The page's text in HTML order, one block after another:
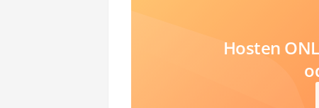
Hosten